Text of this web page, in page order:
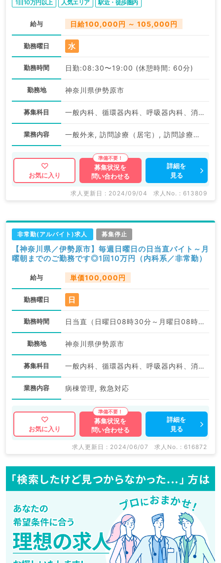
1日10万円以上 人気エリア 駅近・徒歩圏内
給与 日給100,000円 ～ 105,000円
勤務曜日 水
勤務時間 日勤:08:30〜19:00 (休憩時間: 60分)
勤務地 神奈川県伊勢原市
募集科目 一般内科、循環器内科、呼吸器内科、消化器内科、内分泌・代謝内科、腎臓内科、老年内科
業務内容 一般外来, 訪問診療（居宅）, 訪問診療（施設）
お気に入り
募集状況を
問い合わせる
詳細を
見る
求人更新日 : 2024/09/04 求人No. : 613809
非常勤(アルバイト)求人 募集停止
【神奈川県／伊勢原市】毎週日曜日の日当直バイト～月
曜朝までのご勤務です◎1回10万円（内科系／非常勤）
給与 単価100,000円
勤務曜日 日
勤務時間 日当直（日曜日08時30分～月曜日08時30分）:08:30〜08:30
勤務地 神奈川県伊勢原市
募集科目 一般内科、循環器内科、呼吸器内科、消化器内科、内分泌・代謝内科、腎臓内科、老年内科
業務内容 病棟管理, 救急対応
お気に入り
募集状況を
問い合わせる
詳細を
見る
求人更新日 : 2024/06/07 求人No. : 616872